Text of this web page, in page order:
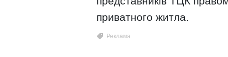
приватного житла.